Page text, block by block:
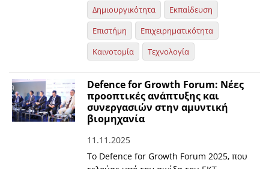
Δημιουργικότητα
Εκπαίδευση
Επιστήμη
Επιχειρηματικότητα
Καινοτομία
Τεχνολογία
Defence for Growth Forum: Νέες
προοπτικές ανάπτυξης και
συνεργασιών στην αμυντική
βιομηχανία
11.11.2025
Το Defence for Growth Forum 2025, που